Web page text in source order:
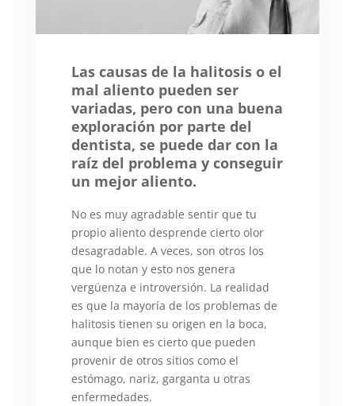
Las causas de la halitosis o el
mal aliento pueden ser
variadas, pero con una buena
exploración por parte del
dentista, se puede dar con la
raíz del problema y conseguir
un mejor aliento.
No es muy agradable sentir que tu
propio aliento desprende cierto olor
desagradable. A veces, son otros los
que lo notan y esto nos genera
vergüenza e introversión. La realidad
es que la mayoría de los problemas de
halitosis tienen su origen en la boca,
aunque bien es cierto que pueden
provenir de otros sitios como el
estómago, nariz, garganta u otras
enfermedades.